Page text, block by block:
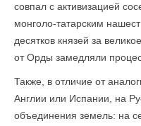
совпал с активизацией
монголо-татарским
десятков князей за
от Орды замедляли
Также, в отличие от
Англии или Испании, на
объединения земель: на